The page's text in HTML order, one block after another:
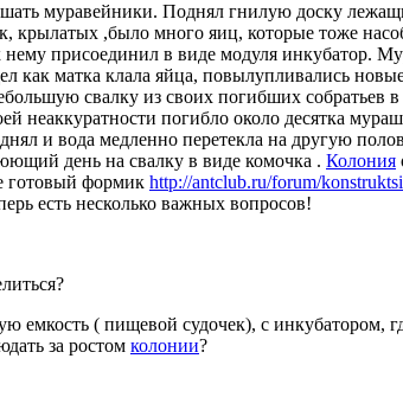
муравейники. Поднял гнилую доску
крылатых ,было много яиц, которые тоже
присоединил в виде модуля инкубатор.
как матка клала яйца, повылупливались
свалку из своих погибших собратьев
неаккуратности погибло около десятка
и вода медленно перетекла на другую
день на свалку в виде комочка . Колония
готовый формик http://antclub.ru/forum/
есть несколько важных вопросов!
емкость ( пищевой судочек), с инкубатором,
за ростом колонии?